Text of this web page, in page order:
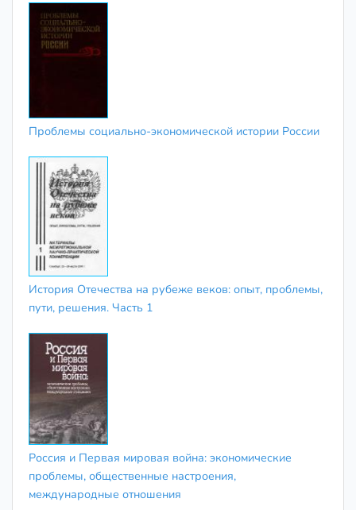
Проблемы социально-экономической истории России
История Отечества на рубеже веков: опыт, проблемы,
пути, решения. Часть 1
Россия и Первая мировая война: экономические
проблемы, общественные настроения,
международные отношения